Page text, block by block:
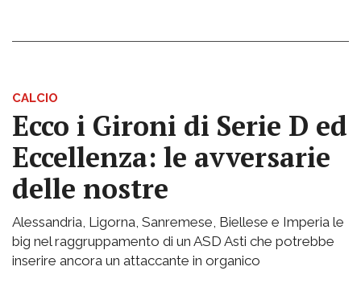
CALCIO
Ecco i Gironi di Serie D ed
Eccellenza: le avversarie
delle nostre
Alessandria, Ligorna, Sanremese, Biellese e Imperia le
big nel raggruppamento di un ASD Asti che potrebbe
inserire ancora un attaccante in organico